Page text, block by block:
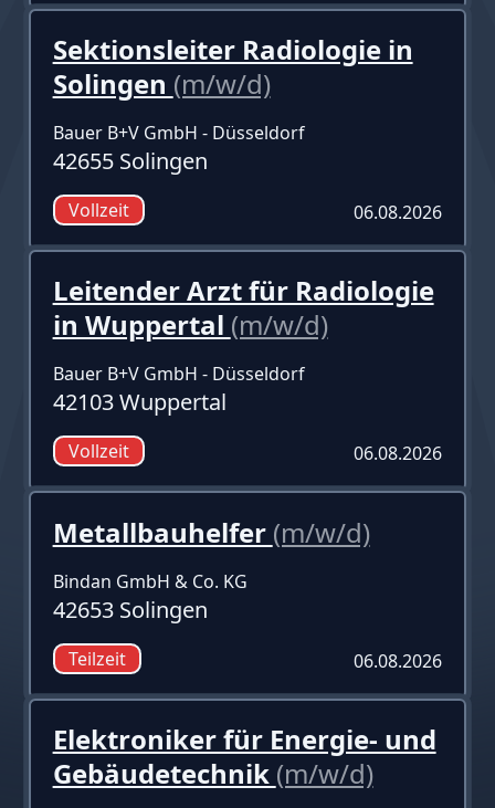
Sektionsleiter Radiologie in
Solingen (m/w/d)
Bauer B+V GmbH - Düsseldorf
42655 Solingen
Vollzeit 06.08.2026
Leitender Arzt für Radiologie
in Wuppertal (m/w/d)
Bauer B+V GmbH - Düsseldorf
42103 Wuppertal
Vollzeit 06.08.2026
Metallbauhelfer (m/w/d)
Bindan GmbH & Co. KG
42653 Solingen
Teilzeit 06.08.2026
Elektroniker für Energie- und
Gebäudetechnik (m/w/d)